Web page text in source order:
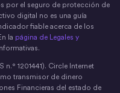
por el seguro de protección de
digital no es una guía
fiable acerca de los
la página de Legales y
n.° 1201441). Circle Internet
transmisor de dinero
Financieras del estado de